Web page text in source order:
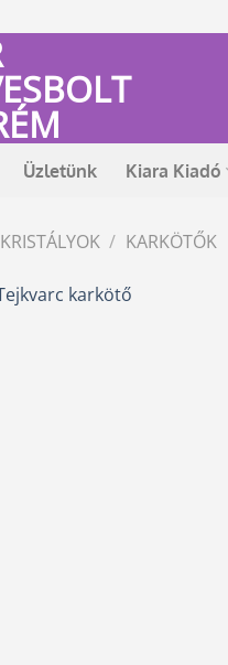
Üzletünk Kiara Kiadó
KRISTÁLYOK / KARKÖTŐK